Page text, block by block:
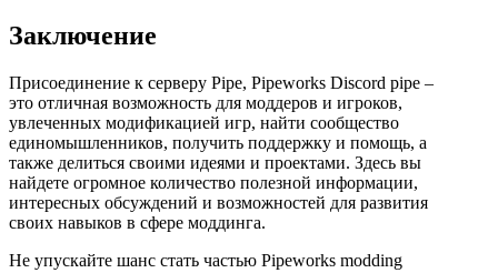
Заключение
Присоединение к серверу Pipe, Pipeworks Discord pipe –
это отличная возможность для моддеров и игроков,
увлеченных модификацией игр, найти сообщество
единомышленников, получить поддержку и помощь, а
также делиться своими идеями и проектами. Здесь вы
найдете огромное количество полезной информации,
интересных обсуждений и возможностей для развития
своих навыков в сфере моддинга.
Не упускайте шанс стать частью Pipeworks modding